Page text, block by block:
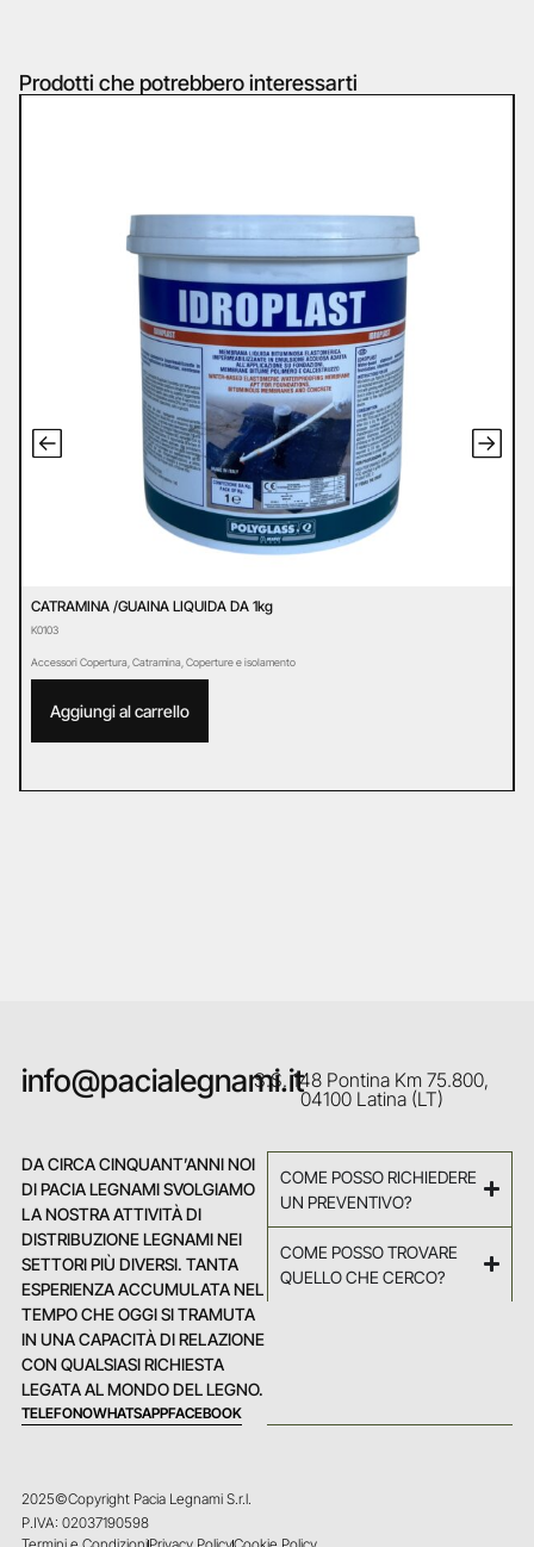
Prodotti che potrebbero interessarti
CATRAMINA /GUAINA LIQUIDA DA 1kg
K0103
Accessori Copertura Catramina Coperture e isolamento
Aggiungi al carrello
info@pacialegnami.itS.S. 148 Pontina Km 75.800,
04100 Latina (LT)
DA CIRCA CINQUANT’ANNI NOI
DI PACIA LEGNAMI SVOLGIAMO
LA NOSTRA ATTIVITÀ DI
DISTRIBUZIONE LEGNAMI NEI
SETTORI PIÙ DIVERSI. TANTA
ESPERIENZA ACCUMULATA NEL
TEMPO CHE OGGI SI TRAMUTA
IN UNA CAPACITÀ DI RELAZIONE
CON QUALSIASI RICHIESTA
LEGATA AL MONDO DEL LEGNO.
TELEFONOWHATSAPPFACEBOOK
COME POSSO RICHIEDERE
UN PREVENTIVO?
COME POSSO TROVARE
QUELLO CHE CERCO?
2025©Copyright Pacia Legnami S.r.l.
P.IVA: 02037190598